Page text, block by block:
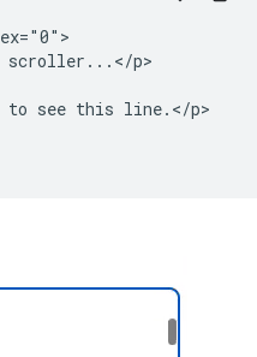
scroller...</p>
to see this line.</p>